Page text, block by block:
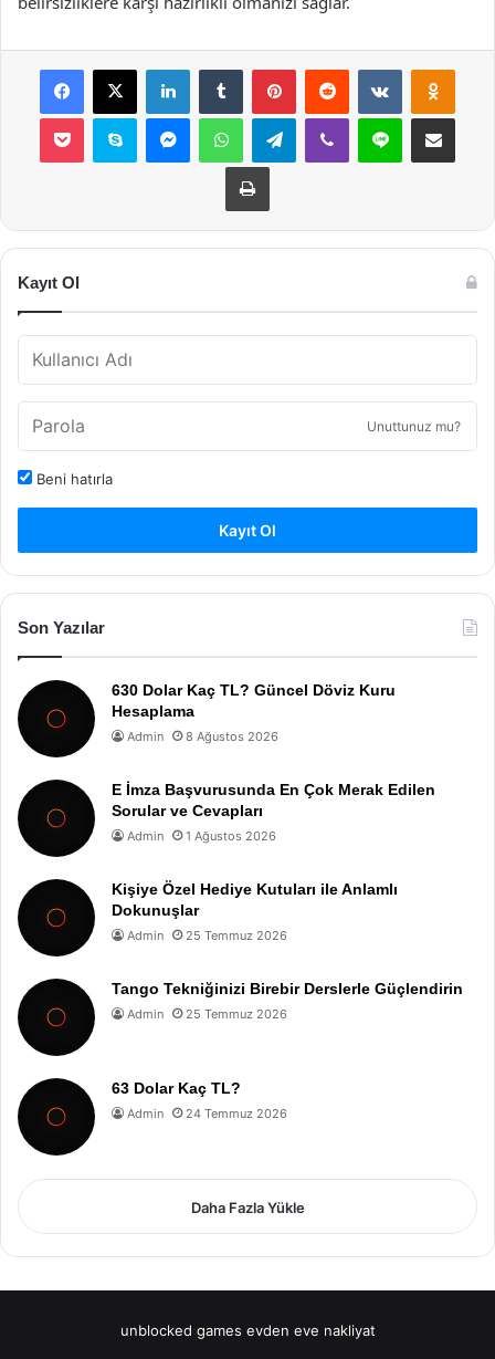
Facebook
X LinkedInTumblr PinterestReddit VKontakte
Pocket Skype MessengerWhatsAppTelegramViber Line E-Posta ile
Yazdır
Kayıt Ol
Unuttunuz mu?
Beni hatırla
Kayıt Ol
Son Yazılar
630 Dolar Kaç TL? Güncel Döviz Kuru
Hesaplama
Admin 8 Ağustos 2026
E İmza Başvurusunda En Çok Merak Edilen
Sorular ve Cevapları
Admin 1 Ağustos 2026
Kişiye Özel Hediye Kutuları ile Anlamlı
Dokunuşlar
Admin 25 Temmuz 2026
Tango Tekniğinizi Birebir Derslerle Güçlendirin
Admin 25 Temmuz 2026
63 Dolar Kaç TL?
Admin 24 Temmuz 2026
Daha Fazla Yükle
unblocked games evden eve nakliyat